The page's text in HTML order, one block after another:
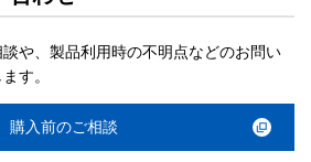
や、製品利用時の不明点などのお問い
す。
購入前のご相談